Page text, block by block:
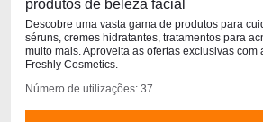
produtos de beleza facial
Descobre uma vasta gama de produtos para
séruns, cremes hidratantes, tratamentos para
muito mais. Aproveita as ofertas exclusivas com
Freshly Cosmetics.
Número de utilizações: 37